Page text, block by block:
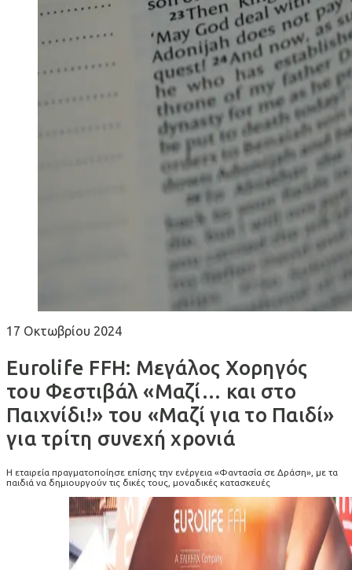
17 Οκτωβρίου 2024
Eurolife FFH: Μεγάλος Χορηγός
του Φεστιβάλ «Μαζί… και στο
Παιχνίδι!» του «Μαζί για το Παιδί»
για τρίτη συνεχή χρονιά
Η εταιρεία πραγματοποίησε επίσης την ενέργεια «Φαντασία σε Δράση», με τα
παιδιά να δημιουργούν τις δικές τους, μοναδικές κατασκευές